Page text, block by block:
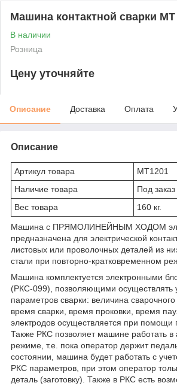
Машина контактной сварки МТ
В наличии
Розница
Цену уточняйте
Описание Доставка Оплата
Описание
Артикул товара
МТ1201
Наличие товара
Под заказ
Вес товара
160 кг.
Машина с ПРЯМОЛИНЕЙНЫМ ХОДОМ
предназначена для электрической
листовых или проволочных деталей из
стали при повторно-кратковременном
Машина комплектуется электронными
(РКС-099), позволяющими осуществлять
параметров сварки: величина
время сварки, время проковки, время
электродов осуществляется при помощи
Также РКС позволяет машине работать в
режиме, т.е. пока оператор держит
состоянии, машина будет работать с
РКС параметров, при этом оператор
деталь (заготовку). Также в РКС есть